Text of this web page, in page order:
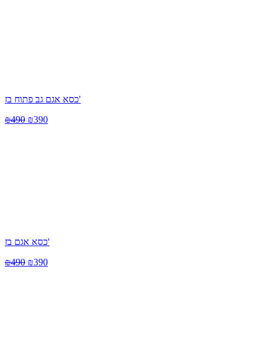
כסא אגם גב פתוח בז'
₪490 ₪390
כסא אגם בז'
₪490 ₪390